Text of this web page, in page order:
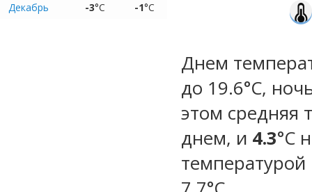
Декабрь
-3°C -1°C
Днем
до 19.6°C,
этом средняя
днем, и 4.3°C
температурой